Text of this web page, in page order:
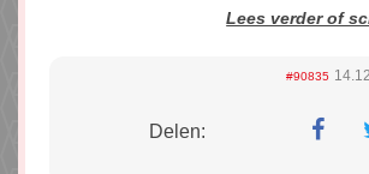
Lees verder of
#90835
Delen: